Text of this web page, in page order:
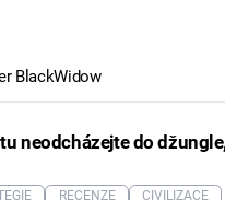
BlackWidow
neodcházejte do
RECENZE
CIVILIZACE